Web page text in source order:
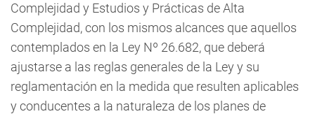
Complejidad y Estudios y Prácticas de Alta
Complejidad, con los mismos alcances que aquellos
contemplados en la Ley Nº 26.682, que deberá
ajustarse a las reglas generales de la Ley y su
reglamentación en la medida que resulten aplicables
y conducentes a la naturaleza de los planes de